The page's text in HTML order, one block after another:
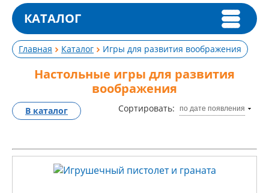
КАТАЛОГ
Главная Каталог Игры для развития воображения
Настольные игры для развития
воображения
Сортировать: по дате появления
В каталог